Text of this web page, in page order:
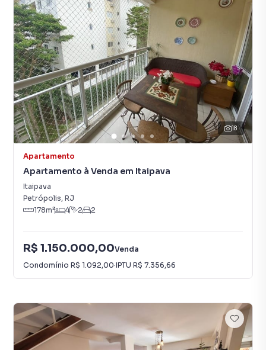
18
Apartamento
Apartamento à Venda em Itaipava
Itaipava
Petrópolis, RJ
178m² 4 2 2
R$ 1.150.000,00Venda
Condomínio R$ 1.092,00·IPTU R$ 7.356,66